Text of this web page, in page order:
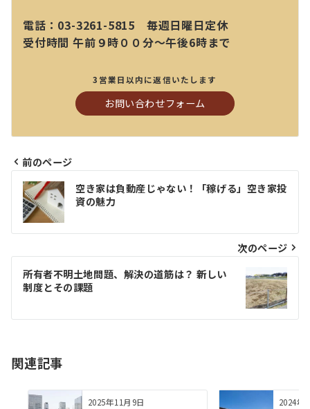
電話：03-3261-5815 毎週日曜日定休
受付時間 午前９時００分～午後6時まで
3営業日以内に返信いたします
お問い合わせフォーム
投
稿
ナ
ビ
ゲ
ー
シ
ン
前のページ
空き家は負動産じゃない！「稼げる」空き家投
資の魅力
次のページ
所有者不明土地問題、解決の道筋は？ 新しい
制度とその課題
関連記事
2025年11月9日 2024年